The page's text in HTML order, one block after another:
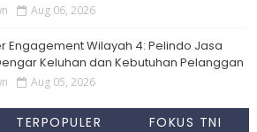
Aug 06, 2026
Engagement Wilayah 4: Pelindo Jasa
Keluhan dan Kebutuhan Pelanggan
Aug 05, 2026
TERPOPULER FOKUS TNI